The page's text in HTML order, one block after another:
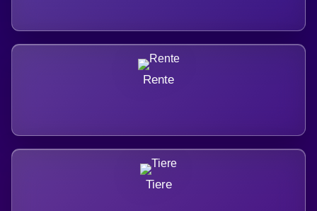
Rente
Tiere